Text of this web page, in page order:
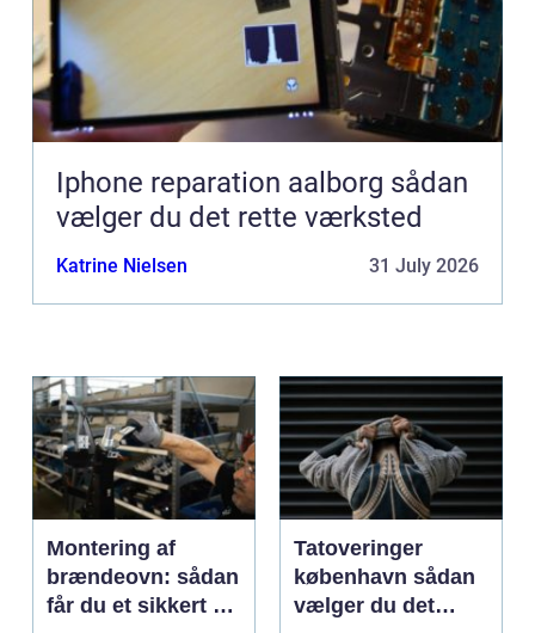
Iphone reparation aalborg sådan
vælger du det rette værksted
Katrine Nielsen 31 July 2026
Montering af
brændeovn: sådan
får du et sikkert og
Tatoveringer
københavn sådan
vælger du det